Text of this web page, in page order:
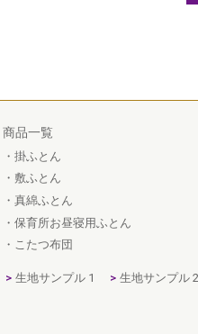
商品一覧
掛ふとん
敷ふとん
真綿ふとん
保育所お昼寝用ふとん
こたつ布団
生地サンプル 1 生地サンプル 2